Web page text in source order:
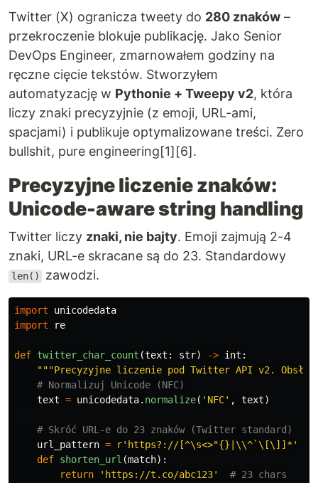
Twitter (X) ogranicza tweety do 280 znaków –
przekroczenie blokuje publikację. Jako Senior
DevOps Engineer, zmarnowałem godziny na
ręczne cięcie tekstów. Stworzyłem
automatyzację w Pythonie + Tweepy v2, która
liczy znaki precyzyjnie (z emoji, URL-ami,
spacjami) i publikuje optymalizowane treści. Zero
bullshit, pure engineering[1][6].
Precyzyjne liczenie znaków:
Unicode-aware string handling
Twitter liczy znaki, nie bajty. Emoji zajmują 2-4
znaki, URL-e skracane są do 23. Standardowy
len() zawodzi.
import
unicodedata
import
re
def twitter_char_count (text : str) -> int :
"""Precyzyjne liczenie pod Twitter API v2.
text = unicodedata. normalize( ' NFC' , text)
url_pattern = r' https?://[^\s<>"{}|\\^`\[\]]* '
def shorten_url (match):
return
' https://t.co/abc123'